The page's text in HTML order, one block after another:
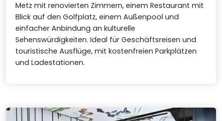
Metz mit renovierten Zimmern, einem Restaurant mit
Blick auf den Golfplatz, einem Außenpool und
einfacher Anbindung an kulturelle
Sehenswürdigkeiten. Ideal für Geschäftsreisen und
touristische Ausflüge, mit kostenfreien Parkplätzen
und Ladestationen.